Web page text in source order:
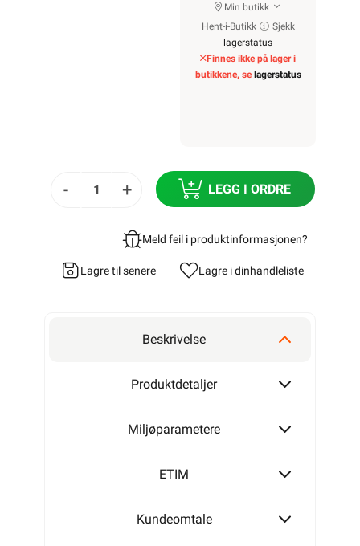
Min butikk
Hent-i-Butikk
Sjekk
lagerstatus
Finnes ikke på lager i
butikkene, se lagerstatus
- + LEGG I ORDRE
Meld feil i produktinformasjonen?
Lagre til senere Lagre i dinhandleliste
Beskrivelse
Produktdetaljer
Miljøparametere
ETIM
Kundeomtale